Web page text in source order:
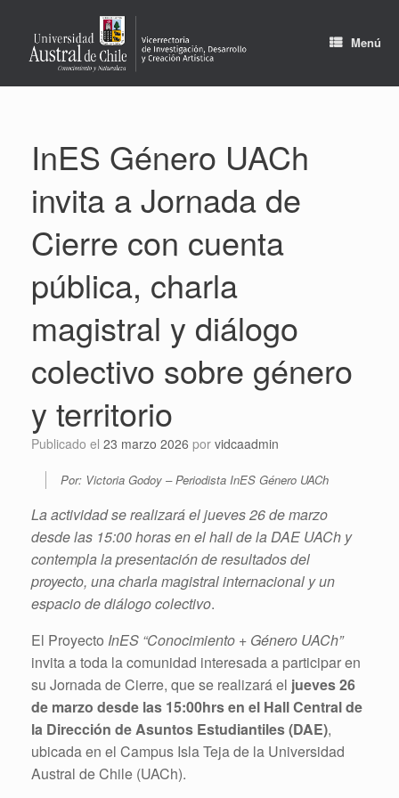
contenido
Menú
InES Género UACh
invita a Jornada de
Cierre con cuenta
pública, charla
magistral y diálogo
colectivo sobre género
y territorio
Publicado el 23 marzo 2026 por vidcaadmin
Por: Victoria Godoy – Periodista InES Género UACh
La actividad se realizará el jueves 26 de marzo
desde las 15:00 horas en el hall de la DAE UACh y
contempla la presentación de resultados del
proyecto, una charla magistral internacional y un
espacio de diálogo colectivo.
El Proyecto InES “Conocimiento + Género UACh”
invita a toda la comunidad interesada a participar en
su Jornada de Cierre, que se realizará el jueves 26
de marzo desde las 15:00hrs en el Hall Central de
la Dirección de Asuntos Estudiantiles (DAE),
ubicada en el Campus Isla Teja de la Universidad
Austral de Chile (UACh).